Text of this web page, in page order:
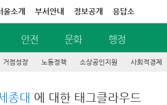
울소개 부서안내 정보공개 응답소
안전 문화 행정
거점성장 노동정책 소상공인지원 사회적경제
종대 에 대한 태그클라우드